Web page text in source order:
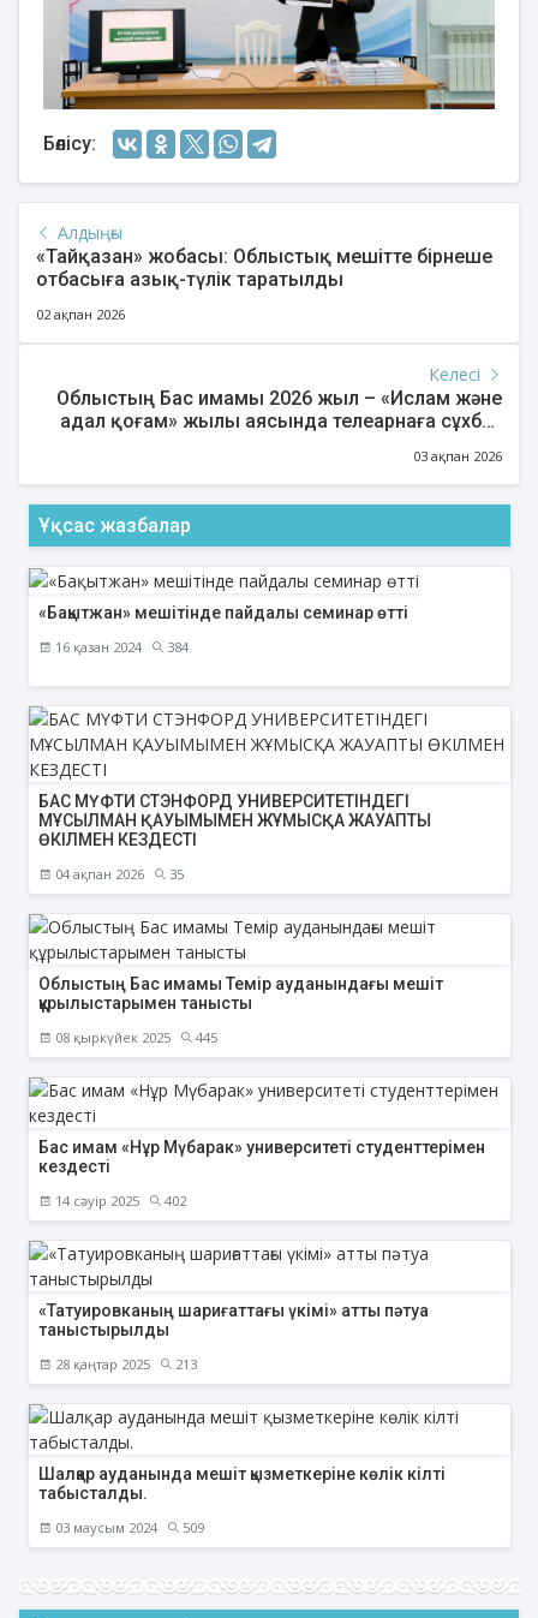
Бөлісу:
Алдыңғы
«Тайқазан» жобасы: Облыстық мешітте бірнеше
отбасыға азық-түлік таратылды
02 ақпан 2026
Келесі
Облыстың Бас имамы 2026 жыл – «Ислам және
адал қоғам» жылы аясында телеарнаға сұхбат
03 ақпан 2026
Ұқсас жазбалар
«Бақытжан» мешітінде пайдалы семинар өтті
16 қазан 2024 384
БАС МҮФТИ СТЭНФОРД УНИВЕРСИТЕТІНДЕГІ
МҰСЫЛМАН ҚАУЫМЫМЕН ЖҰМЫСҚА ЖАУАПТЫ
ӨКІЛМЕН КЕЗДЕСТІ
04 ақпан 2026 35
Облыстың Бас имамы Темір ауданындағы мешіт
құрылыстарымен танысты
08 қыркүйек 2025 445
Бас имам «Нұр Мүбарак» университеті студенттерімен
кездесті
14 сәуір 2025 402
«Татуировканың шариғаттағы үкімі» атты пәтуа
таныстырылды
28 қаңтар 2025 213
Шалқар ауданында мешіт қызметкеріне көлік кілті
табысталды.
03 маусым 2024 509